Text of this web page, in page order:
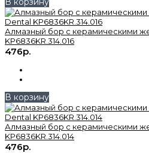
Алмазный бор с керамическими
KP6836KR.314.016
476р.
В корзину
Алмазный бор с керамическими
KP6836KR.314.014
476р.